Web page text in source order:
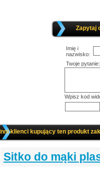
Zapytaj
Imię i
nazwisko:
Twoje pytanie:
Wpisz kod
Inni klienci kupujący ten produkt
Sitko do mąki